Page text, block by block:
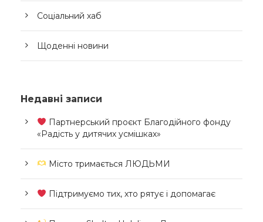
Соціальний хаб
Щоденні новини
Недавні записи
Партнерський проєкт Благодійного фонду
«Радість у дитячих усмішках»
Місто тримається ЛЮДЬМИ
Підтримуємо тих, хто рятує і допомагає